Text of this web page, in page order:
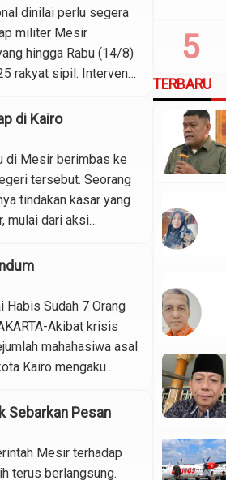
negeri negara
Indonesia
dinilai perlu segera
militer Mesir
hingga Rabu (14/8)
rakyat sipil. Intervensi
jumlah korban yang
militer Mesir dalam
melampaui batas dan
mengabaikan […]
di Kairo
di Mesir berimbas ke
tersebut. Seorang
tindakan kasar yang
mulai dari aksi
bernama Syaiful di
diturunkan paksa dari
[…]
Sudah 7 Orang
Akibat krisis
mahahasiwa asal
Kairo mengaku
menipis. Para
juga sudah
memudahkan
Sebarkan Pesan
Mesir terhadap
terus berlangsung.
TERBARU